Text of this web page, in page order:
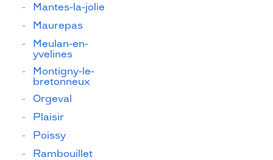
Mantes-la-jolie
Maurepas
Meulan-en-
yvelines
Montigny-le-
bretonneux
Orgeval
Plaisir
Poissy
Rambouillet